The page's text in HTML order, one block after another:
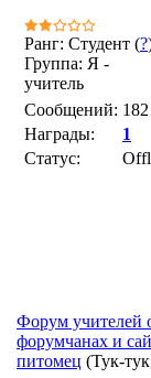
Ранг: Студент (?
Группа: Я -
учитель
Сообщений: 182
Награды:
1
Статус:
Форум учителей
форумчанах и
питомец (Тук-